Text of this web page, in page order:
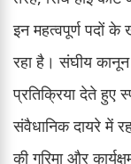
इन महत्वपूर्ण पदों के
रहा है। संघीय
प्रतिक्रिया देते हुए
संवैधानिक दायरे में
की गरिमा और